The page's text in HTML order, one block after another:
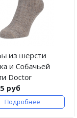
из шерсти
и Собачьей
Doctor
руб
Подробнее